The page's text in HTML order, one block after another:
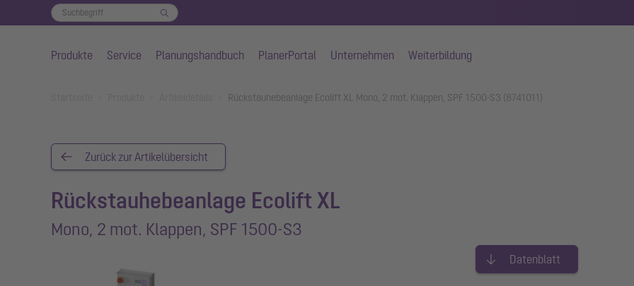
Produkte Service Planungshandbuch PlanerPortal Unternehmen Weiterbildung
Rückstauhebeanlage Ecolift XL Mono, 2 mot. Klappen, SPF 1500-S3 (8741011)
Zurück zur Artikelübersicht
Rückstauhebeanlage Ecolift XL
Mono, 2 mot. Klappen, SPF 1500-S3
Datenblatt